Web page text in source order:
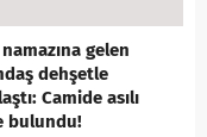
namazına gelen
dehşetle
Camide asılı
bulundu!